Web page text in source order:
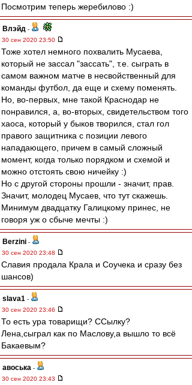
Посмотрим теперь жеребилово :)
Влэйд -
30 сен 2020 23:50
Тоже хотел немного похвалить Мусаева,
который не зассал "зассать", т.е. сыграть в
самом важном матче в несвойственный для
команды футбол, да еще и схему поменять.
Но, во-первых, мне такой Краснодар не
понравился, а, во-вторых, свидетельством того
хаоса, который у быков творился, стал гол
правого защитника с позиции левого
нападающего, причем в самый сложный
момент, когда только порядком и схемой и
можно отстоять свою ничейку :)
Но с другой стороны прошли - значит, прав.
Значит, молодец Мусаев, что тут скажешь.
Минимум двадцатку Галицкому принес, не
говоря уж о сбыче мечты :)
Berzini -
30 сен 2020 23:48
Славия продала Крала и Соучека и сразу без
шансов)
slava1 -
30 сен 2020 23:46
То есть ура товарищи? ССылкy?
Лена,сыграл как по Маслову,а вышло то всё
Бакаевым?
авоська -
30 сен 2020 23:43